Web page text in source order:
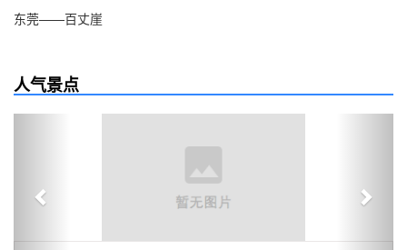
东莞——百丈崖
人气景点